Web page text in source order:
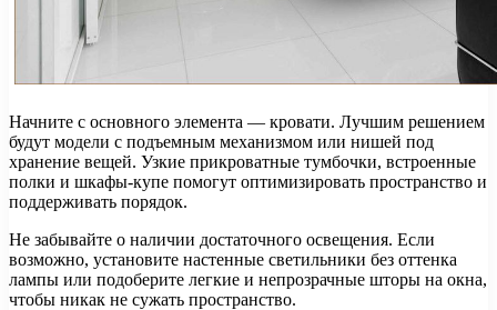
Начните с основного элемента — кровати. Лучшим решением
будут модели с подъемным механизмом или нишей под
хранение вещей. Узкие прикроватные тумбочки, встроенные
полки и шкафы-купе помогут оптимизировать пространство и
поддерживать порядок.
Не забывайте о наличии достаточного освещения. Если
возможно, установите настенные светильники без оттенка
лампы или подоберите легкие и непрозрачные шторы на окна,
чтобы никак не сужать пространство.